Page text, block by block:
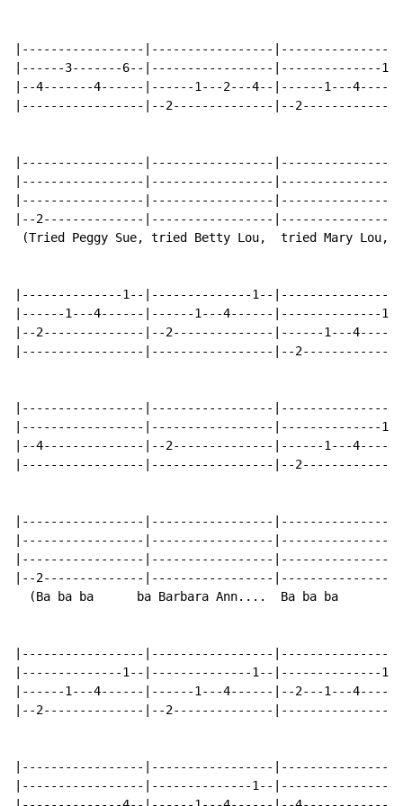
|-----------------|-----------------
|------3-------6--|-----------------|--------------
|--4-------4------|------1---2---4--|------1---
|-----------------|--2--------------|--
|-----------------|-----------------
|-----------------|-----------------
|-----------------|-----------------
|--2--------------|-----------------
(Tried Peggy Sue, tried Betty Lou,  tried Mary
|--------------1--|--------------1--
|------1---4------|------1---4------|--------------
|--2--------------|--2--------------|------1---
|-----------------|-----------------|--
|-----------------|-----------------
|-----------------|-----------------|--------------
|--4--------------|--2--------------|------1---
|-----------------|-----------------|--
|-----------------|-----------------
|-----------------|-----------------
|-----------------|-----------------
|--2--------------|-----------------
(Ba ba ba      ba Barbara Ann....  Ba ba ba
|-----------------|-----------------
|--------------1--|--------------1--|--------------
|------1---4------|------1---4------|--2---1---
|--2--------------|--2--------------
|-----------------|-----------------
|-----------------|--------------1--